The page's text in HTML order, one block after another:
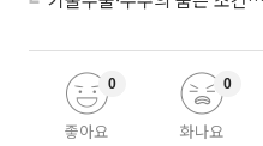
좋아요
0
화나요
0